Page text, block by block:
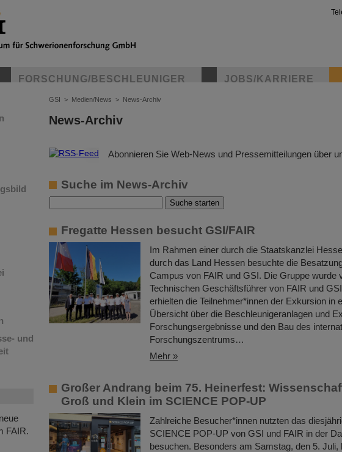
FORSCHUNG/BESCHLEUNIGER JOBS/KARRIERE
und
FAIR.
GSI > Medien/News > News-Archiv
News-Archiv
© Abonnieren Sie Web-News und Pressemitteilungen über
Suche im News-Archiv
Fregatte Hessen besucht GSI/FAIR
Im Rahmen einer durch die Staatskanzlei
durch das Land Hessen besuchte die
Campus von FAIR und GSI. Die Gruppe wurde
Technischen Geschäftsführer von FAIR und
erhielten die Teilnehmer*innen der Exkursion in
Übersicht über die Beschleunigeranlagen und
Forschungsergebnisse und den Bau des
Forschungszentrums…
Mehr »
Großer Andrang beim 75. Heinerfest:
Groß und Klein im SCIENCE POP-UP
Zahlreiche Besucher*innen nutzten das
SCIENCE POP-UP von GSI und FAIR in der
besuchen. Besonders am Samstag, den 5.